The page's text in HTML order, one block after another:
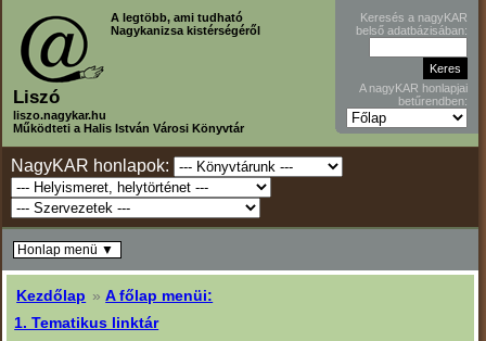
A legtöbb, ami tudható
Nagykanizsa kistérségéről
Liszó
liszo.nagykar.hu
Működteti a Halis István Városi Könyvtár
Keresés a nagyKAR
belső adatbázisában:
A nagyKAR honlapjai
betűrendben:
NagyKAR honlapok:
Kezdőlap »A főlap menüi:
1. Tematikus linktár
Honlap menü ▼